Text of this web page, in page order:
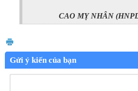
CAO MỴ NHÂN
Gửi ý kiến của bạn